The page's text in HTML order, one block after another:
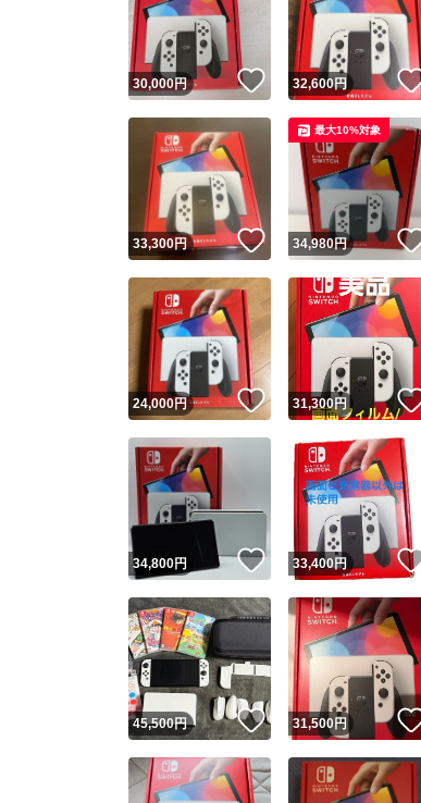
30,000円 いいね！
32,600円
33,300円 いいね！
34,980円
最大10%対象
24,000円 いいね！
31,300円
34,800円 いいね！
33,400円
45,500円 いいね！
31,500円